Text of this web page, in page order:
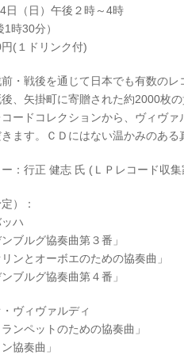
日（日）午後２時～4時
1時30分）
(１ドリンク付)
・戦後を通じて日本でも有数の
、矢掛町に寄贈された約2000枚
ードコレクションから、ヴィヴ
ます。ＣＤにはない温かみのある
：行正 健志 氏 (ＬＰレコード収集
）：
ッハ
ンブルグ協奏曲第３番」
リンとオーボエのための協奏曲」
ンブルグ協奏曲第４番」
ヴィヴァルディ
ランペットのための協奏曲」
協奏曲」